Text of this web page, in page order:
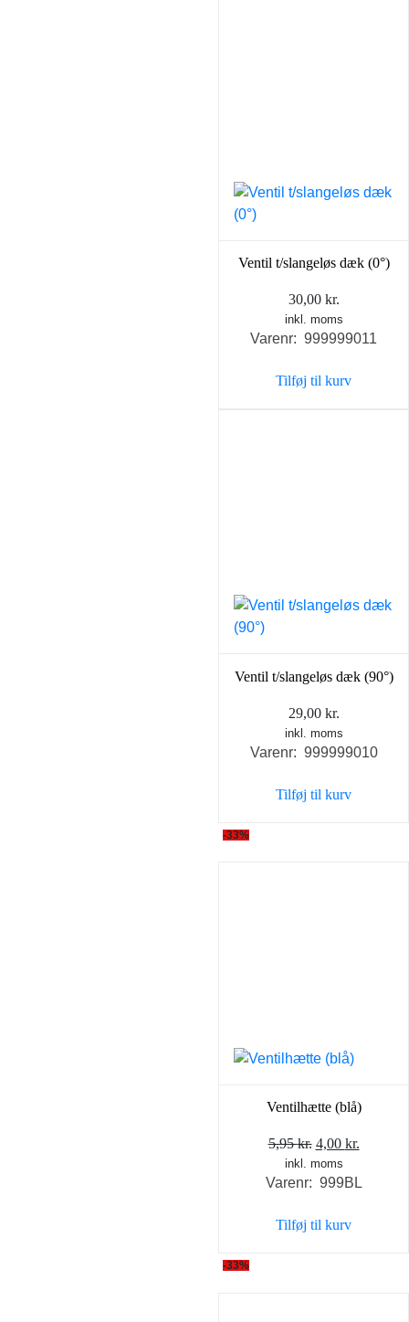
Ventil t/slangeløs dæk (0°)
30,00 kr.
inkl. moms
Varenr: 999999011
Tilføj til kurv
Ventil t/slangeløs dæk (90°)
29,00 kr.
inkl. moms
Varenr: 999999010
Tilføj til kurv
-33%
Ventilhætte (blå)
5,95kr. Den
oprindelige
pris
5,95 kr..
4,00 kr.Den
pris
inkl. moms
Varenr: 999BL
Tilføj til kurv
-33%